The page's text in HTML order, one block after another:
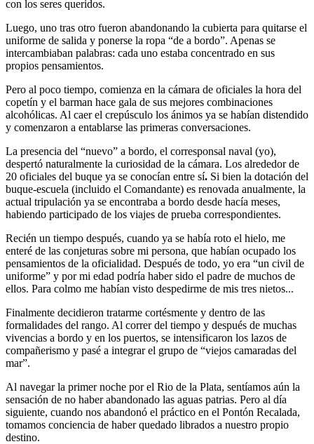
con los seres queridos.
Luego, uno tras otro fueron abandonando la cubierta para quitarse el
uniforme de salida y ponerse la ropa
de a bordo . Apenas se
intercambiaban palabras: cada uno estaba concentrado en sus
propios pensamientos.
Pero al poco tiempo, comienza en la cámara de oficiales la hora del
copetín y el barman hace gala de sus mejores combinaciones
alcohólicas. Al caer el crepúsculo los ánimos ya se habían distendido
y comenzaron a entablarse las primeras conversaciones.
La presencia del
nuevo
a bordo, el corresponsal naval (yo),
despertó naturalmente la curiosidad de la cámara. Los alrededor de
20 oficiales del buque ya se conocían entre sí. Si bien la dotación del
buque-escuela (incluido el Comandante) es renovada anualmente, la
actual tripulación ya se encontraba a bordo desde hacía meses,
habiendo participado de los viajes de prueba correspondientes.
Recién un tiempo después, cuando ya se había roto el hielo, me
enteré de las conjeturas sobre mi persona, que habían ocupado los
pensamientos de la oficialidad. Después de todo, yo era
un civil de
uniforme
y por mi edad podría haber sido el padre de muchos de
ellos. Para colmo me habían visto despedirme de mis tres nietos...
Finalmente decidieron tratarme cortésmente y dentro de las
formalidades del rango. Al correr del tiempo y después de muchas
vivencias a bordo y en los puertos, se intensificaron los lazos de
compañerismo y pasé a integrar el grupo de
viejos camaradas del
mar .
Al navegar la primer noche por el Rio de la Plata, sentíamos aún la
sensación de no haber abandonado las aguas patrias. Pero al día
siguiente, cuando nos abandonó el práctico en el Pontón Recalada,
tomamos conciencia de haber quedado librados a nuestro propio
destino.